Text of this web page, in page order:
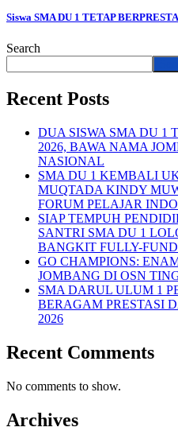
Siswa SMA DU 1 TETAP
Search
Recent Posts
DUA SISWA SMA DU 1
2026, BAWA NAMA
NASIONAL
SMA DU 1 KEMBALI
MUQTADA KINDY
FORUM PELAJAR
SIAP TEMPUH
SANTRI SMA DU 1
BANGKIT FULLY-
GO CHAMPIONS:
JOMBANG DI OSN
SMA DARUL ULUM 1
BERAGAM PRESTASI
2026
Recent Comments
No comments to show.
Archives